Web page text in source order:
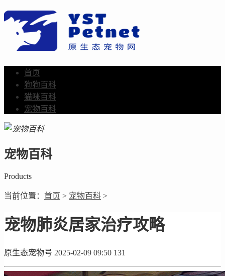
首页
狗狗百科
猫咪百科
宠物百科
宠物百科
Products
当前位置： 首页 > 宠物百科 >
宠物肺炎居家治疗攻略
原生态宠物号 2025-02-09 09:50 131